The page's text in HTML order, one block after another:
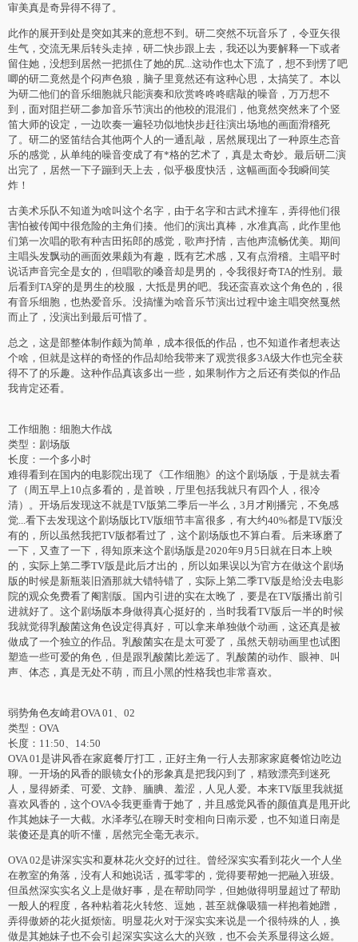
审美真是奇异得不得了。
此作的展开到处是突如其来的意想不到。研二突然不玩音乐了，令亚矢很
生气，交流无果后转头走掉，研二快步跟上去，我还以为要解释一下或者
留住她，没想到居然一把抓住了她的尻...这动作也太下流了，想不到愣了吧
唧的研二竟然是个闷声色狼，脑子里竟然还有这种心思，太搞笑了。本以
为研二他们的音乐细胞就只能演奏和欣赏咚咚咚瞎敲的噪音，万万想不
到，面对阻拦研二参加音乐节演出的他校的混混们，他竟然突然来了个竖
笛大师的设定，一边吹奏一遍轻功似地快步赶往演出场地的画面滑稽死
了。研二的竖笛结合其他两个人的一通乱敲，居然展现出了一种原生态音
乐的感觉，从单纯的噪音变成了有*格的艺术了，真是太奇妙。最后研二演
出完了，居然一下子蹦到天上去，似乎极度快活，这幅画面令我瞬间笑
炸！
古美术乐队不知道为啥叫这个名字，由于名字和古武术撞车，弄得他们很
害怕被传闻中很危险的主角们揍。他们的演出真棒，水准真高，此作里他
们第一次唱的歌有种吉田拓郎的感觉，歌声抒情，吉他声流畅优美。期间
主唱头发飘动的画面效果颇为有趣，既有艺术感，又有点滑稽。主唱平时
说话声音完全是女的，但唱歌的嗓音却是男的，令我很好奇TA的性别。最
后看到TA穿的是男生的校服，大抵是男的吧。我还蛮喜欢这个角色的，很
有音乐细胞，也热爱音乐。没搞懂为啥音乐节演出过程中途主唱突然戛然
而止了，没演出到最后可惜了。
总之，这是部整体制作颇为简单，成本很低的作品，也不知道作者想表达
个啥，但就是这样的奇怪的作品却给我带来了观赏很多3A级大作也完全获
得不了的乐趣。这种作品真该多出一些，如果制作方之后还有类似的作品
我肯定还看。
工作细胞：细胞大作战
类型：剧场版
长度：一个多小时
难得看到在国内的电影院出现了《工作细胞》的这个剧场版，于是就去看
了（周五早上10点多看的，是首映，厅里包括我就只有四个人，很冷
清）。开场后发现这不就是TV版第二季后一半么，3月才刚播完，不免感
觉...看下去发现这个剧场版比TV版细节丰富很多，有大约40%都是TV版没
有的，所以虽然我把TV版都看过了，这个剧场版也不算白看。后来琢磨了
一下，又查了一下，得知原来这个剧场版是2020年9月5日就在日本上映
的，实际上第二季TV版是此后才出的，所以如果误以为官方在做这个剧场
版的时候是新瓶装旧酒那就大错特错了，实际上第二季TV版是给没去电影
院的观众免费看了阉割版。国内引进的实在太晚了，要是在TV版播出前引
进就好了。这个剧场版本身做得真心挺好的，当时我看TV版后一半的时候
我就觉得乳酸菌这角色设定得真好，可以拿来单独做个动画，这还真是被
做成了一个独立的作品。乳酸菌实在是太可爱了，虽然天朝动画里也试图
塑造一些可爱的角色，但是跟乳酸菌比差远了。乳酸菌的动作、眼神、叫
声、体态，真是无处不萌，而且小黑的性格我也非常喜欢。
弱势角色友崎君OVA 01、02
类型：OVA
长度：11:50、14:50
OVA 01是讲风香在家庭餐厅打工，正好主角一行人去那家家庭餐馆边吃边
聊。一开场的风香的眼镜女仆的形象真是把我闪到了，精致漂亮到迷死
人，显得娇柔、可爱、文静、腼腆、羞涩，人见人爱。本来TV版里我就挺
喜欢风香的，这个OVA令我更垂青于她了，并且感觉风香的颜值真是甩开此
作其她妹子一大截。水泽孝弘在聊天时变相向日南示爱，也不知道日南是
装傻还是真的听不懂，居然完全毫无表示。
OVA 02是讲深实实和夏林花火交好的过往。曾经深实实看到花火一个人坐
在教室的角落，没有人和她说话，孤零零的，觉得要帮她一把融入班级。
但虽然深实实名义上是做好事，是在帮助同学，但她做得明显超过了帮助
一般人的程度，各种粘着花火转悠、逗她，甚至就像吸猫一样抱着她蹭，
弄得傲娇的花火挺烦恼。明显花火对于深实实来说是一个很特殊的人，换
做是其她妹子也不会引起深实实这么大的兴致，也不会关系显得这么姬。